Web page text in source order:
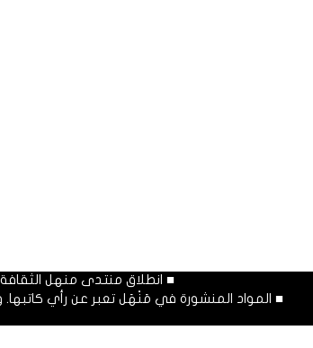
■ انطلاق منتدى منهل الثقافة التربوية: يوم
■ المواد المنشورة في مَنْهَل تعبر عن رأي